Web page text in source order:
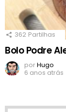
362 Partilhas
Bolo Podre
porHugo
6 anos atrás